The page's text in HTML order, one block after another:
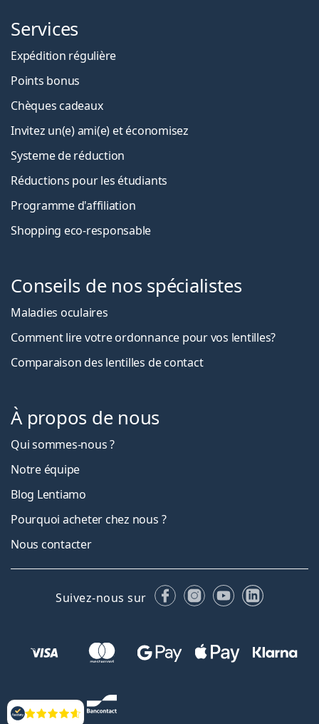
Évaluation
Services
Expédition régulière
Points bonus
Chèques cadeaux
Invitez un(e) ami(e) et économisez
Systeme de réduction
Réductions pour les étudiants
Programme d'affiliation
Shopping eco-responsable
Conseils de nos spécialistes
Maladies oculaires
Comment lire votre ordonnance pour vos lentilles?
Comparaison des lentilles de contact
À propos de nous
Qui sommes-nous ?
Notre équipe
Blog Lentiamo
Pourquoi acheter chez nous ?
Nous contacter
Suivez-nous sur FacebookInstagram
YouTubeLinkedIn